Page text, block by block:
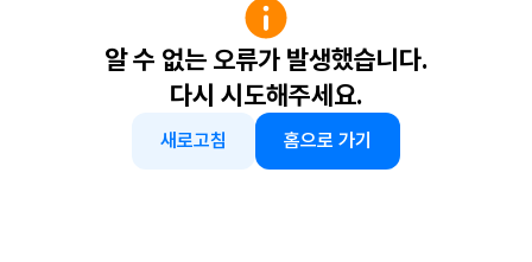
알 수 없는 오류가 발생했습니다.
다시 시도해주세요.
새로고침 홈으로 가기